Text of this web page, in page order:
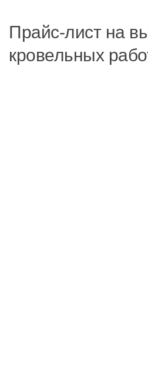
Прайс-лист на
кровельных